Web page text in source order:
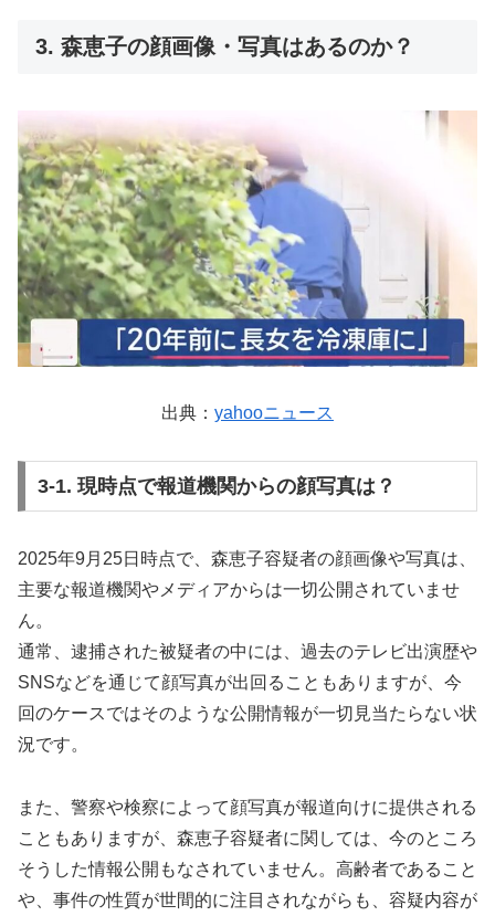
3. 森恵子の顔画像・写真はあるのか？
出典： yahooニュース
3-1. 現時点で報道機関からの顔写真は？
2025年9月25日時点で、森恵子容疑者の顔画像や写真は、
主要な報道機関やメディアからは一切公開されていませ
ん。
通常、逮捕された被疑者の中には、過去のテレビ出演歴や
SNSなどを通じて顔写真が出回ることもありますが、今
回のケースではそのような公開情報が一切見当たらない状
況です。
また、警察や検察によって顔写真が報道向けに提供される
こともありますが、森恵子容疑者に関しては、今のところ
そうした情報公開もなされていません。高齢者であること
や、事件の性質が世間的に注目されながらも、容疑内容が